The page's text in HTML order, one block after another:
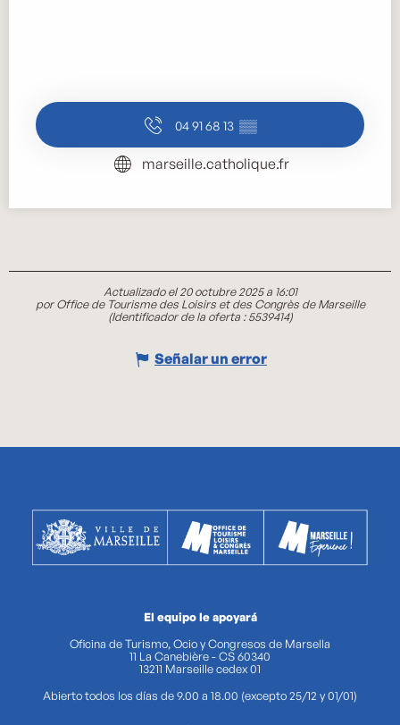
04 91 68 13 ▒▒
marseille.catholique.fr
Actualizado el 20 octubre 2025 a 16:01
por Office de Tourisme des Loisirs et des Congrès de Marseille
(Identificador de la oferta :5539414)
Señalar un error
El equipo le apoyará
Oficina de Turismo, Ocio y Congresos de Marsella
11 La Canebière - CS 60340
13211 Marseille cedex 01
Abierto todos los días de 9.00 a 18.00 (excepto 25/12 y 01/01)